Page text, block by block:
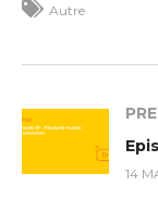
Autre
14